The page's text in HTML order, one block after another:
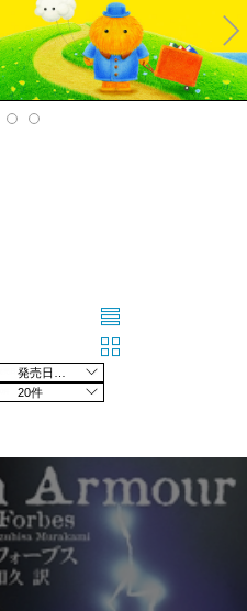
Ne
xt
20件